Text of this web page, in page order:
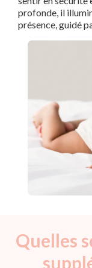
profonde, il
présence, guidé
Quelles